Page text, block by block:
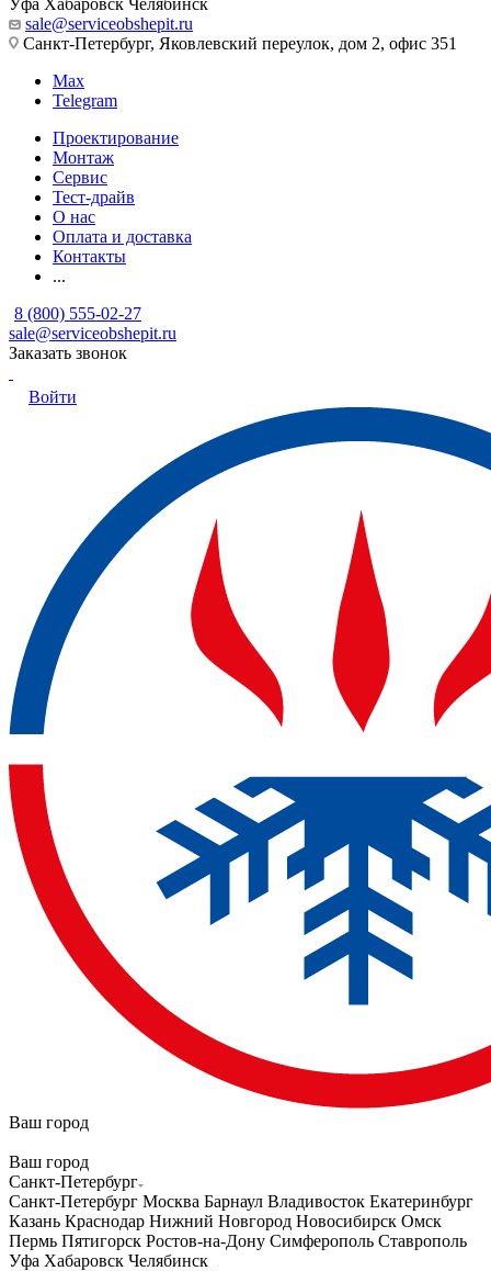
Уфа Хабаровск Челябинск
sale@serviceobshepit.ru
Санкт-Петербург, Яковлевский переулок, дом 2, офис 351
Max
Telegram
Проектирование
Монтаж
Сервис
Тест-драйв
О нас
Оплата и доставка
Контакты
...
8 (800) 555-02-27
sale@serviceobshepit.ru
Заказать звонок
Войти
Ваш город
Ваш город
Санкт-Петербург
Санкт-Петербург Москва Барнаул Владивосток Екатеринбург
Казань Краснодар Нижний Новгород Новосибирск Омск
Пермь Пятигорск Ростов-на-Дону Симферополь Ставрополь
Уфа Хабаровск Челябинск